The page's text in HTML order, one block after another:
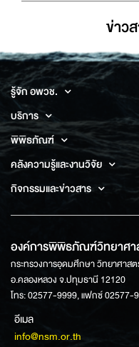
ข่าว
รู้จัก อพวช.
บริการ
พิพิธภัณฑ์
คลังความรู้และงานวิจัย
กิจกรรมและข่าวสาร
องค์การพิพิธภัณฑ์วิทยาศา
กระทรวงการอุดมศึกษา วิทยาศาส
อ.คลองหลวง จ.ปทุมธานี 12120
โทร: 02577-9999, แฟกซ์ 02577-
อีเมล
info@nsm.or.th